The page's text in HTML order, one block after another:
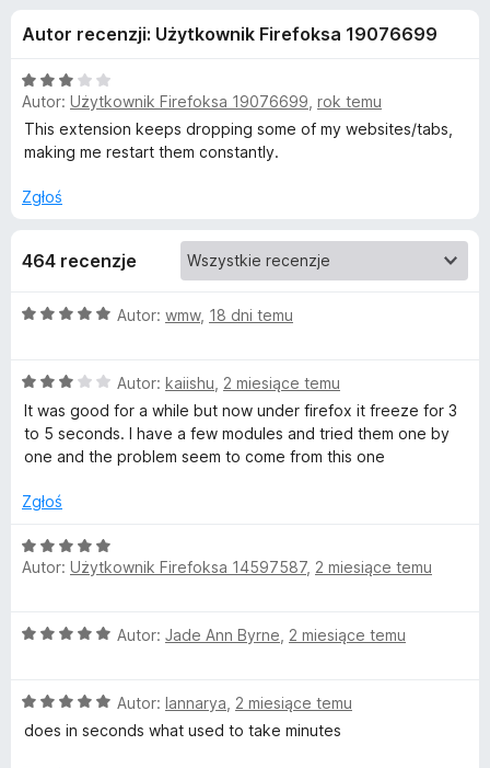
r
i
F
i
o
x
e
d
o
a
t
k
u
a
b
R
e
l
Autor recenzji: Użytkownik Firefoksa 19076699
O
c
e
n
:
5
Autor: Użytkownik Firefoksa 19076699 rok temu
This extension keeps dropping some of my websites/tabs,
making me restart them constantly.
Zgłoś
464 recenzje
O
n
a
:
5
5
Autor: wmw, 18 dni temu
O
c
e
n
:
/
5
Autor: kaiishu 2 miesiące temu
It was good for a while but now under firefox it freeze for 3
to 5 seconds. I have a few modules and tried them one by
one and the problem seem to come from this one
Zgłoś
O
c
a
/
5
Autor: Użytkownik Firefoksa 14597587, 2 miesiące temu
O
n
a
Autor: Jade Ann Byrne 2 miesiące temu
O
c
Autor: Iannarya 2 miesiące temu
does in seconds what used to take minutes